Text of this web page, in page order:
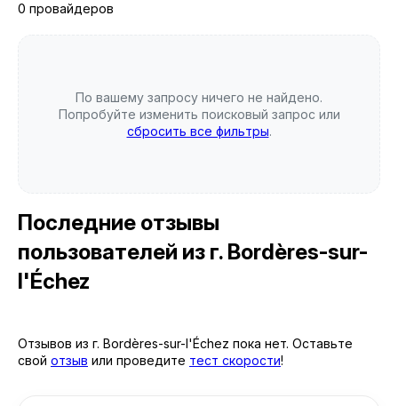
0 провайдеров
По вашему запросу ничего не найдено.
Попробуйте изменить поисковый запрос или
сбросить все фильтры.
Последние отзывы
пользователей из г. Bordères-sur-
l'Échez
Отзывов из г. Bordères-sur-l'Échez пока нет. Оставьте
свой отзыв или проведите тест скорости!